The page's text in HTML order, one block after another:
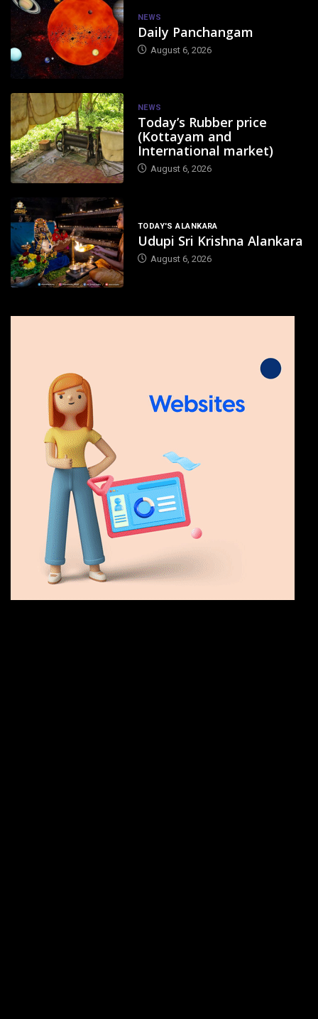
NEWS
Daily Panchangam
August 6, 2026
NEWS
Today’s Rubber price
(Kottayam and
International market)
August 6, 2026
TODAY'S ALANKARA
Udupi Sri Krishna Alankara
August 6, 2026